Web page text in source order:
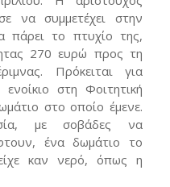
να συμμετέχει στην
πάρει το πτυχίο της,
270 ευρώ προς τη
Πρόκειται για
στη Φοιτητική
στο οποίο έμενε.
με σοβάδες να
ένα δωμάτιο το
καν νερό, όπως η